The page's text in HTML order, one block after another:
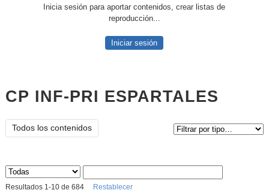
Inicia sesión para aportar contenidos, crear listas de
reproducción...
Iniciar sesión
CP INF-PRI ESPARTALES
Todos los contenidos
Sus archivos
Resultados 1 -10de 684 Restablecer